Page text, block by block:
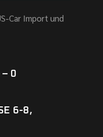
Car Import und
0
6-8,